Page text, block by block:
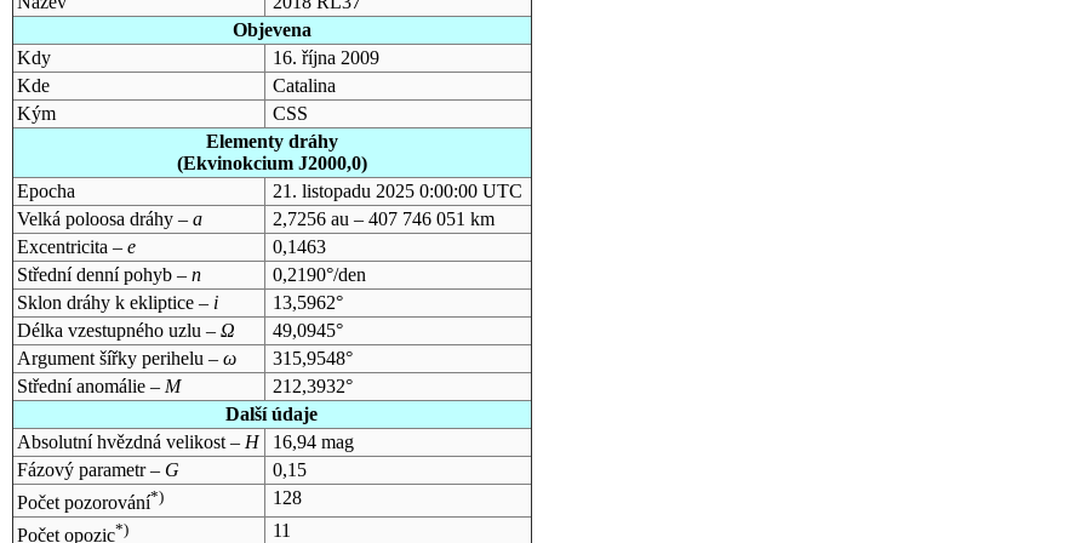
Objevena
Kdy
16. října 2009
Kde
Catalina
Kým
CSS
Elementy dráhy
(Ekvinokcium J2000,0)
Epocha
21. listopadu 2025 0:00:00 UTC
Velká poloosa dráhy – a
2,7256 au – 407 746 051 km
Excentricita – e
0,1463
Střední denní pohyb – n
0,2190°/den
Sklon dráhy k ekliptice – i
13,5962°
Délka vzestupného uzlu – Ω
49,0945°
Argument šířky perihelu – ω
315,9548°
Střední anomálie – M
212,3932°
Další údaje
Absolutní hvězdná velikost – H
16,94 mag
Fázový parametr – G
0,15
Počet pozorování*)
128
Počet opozic*) 11